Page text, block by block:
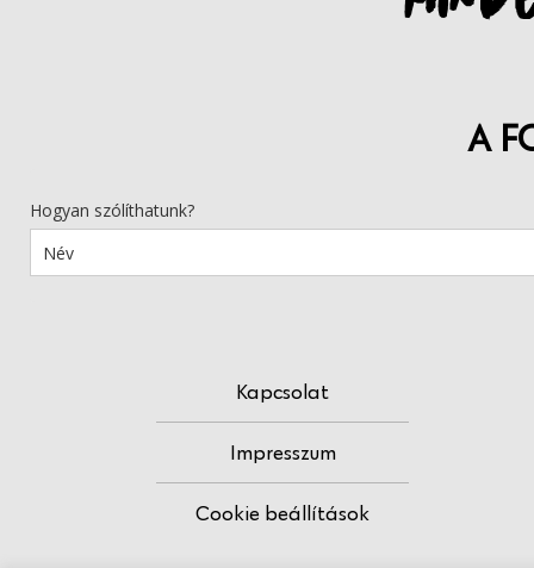
A
Hogyan szólíthatunk?
Kapcsolat
Impresszum
Cookie beállítások